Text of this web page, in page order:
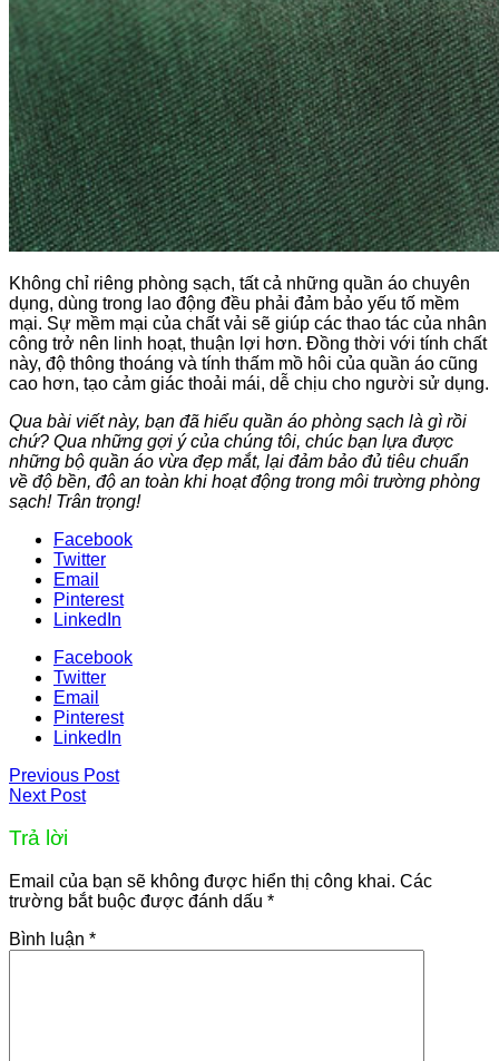
Không chỉ riêng phòng sạch, tất cả những quần áo chuyên
dụng, dùng trong lao động đều phải đảm bảo yếu tố mềm
mại. Sự mềm mại của chất vải sẽ giúp các thao tác của nhân
công trở nên linh hoạt, thuận lợi hơn. Đồng thời với tính chất
này, độ thông thoáng và tính thấm mồ hôi của quần áo cũng
cao hơn, tạo cảm giác thoải mái, dễ chịu cho người sử dụng.
Qua bài viết này, bạn đã hiểu quần áo phòng sạch là gì rồi
chứ? Qua những gợi ý của chúng tôi, chúc bạn lựa được
những bộ quần áo vừa đẹp mắt, lại đảm bảo đủ tiêu chuẩn
về độ bền, độ an toàn khi hoạt động trong môi trường phòng
sạch! Trân trọng!
Facebook
Twitter
Email
Pinterest
LinkedIn
Facebook
Twitter
Email
Pinterest
LinkedIn
Previous Post
Next Post
Trả lời
Email của bạn sẽ không được hiển thị công khai. Các
trường bắt buộc được đánh dấu *
Bình luận *